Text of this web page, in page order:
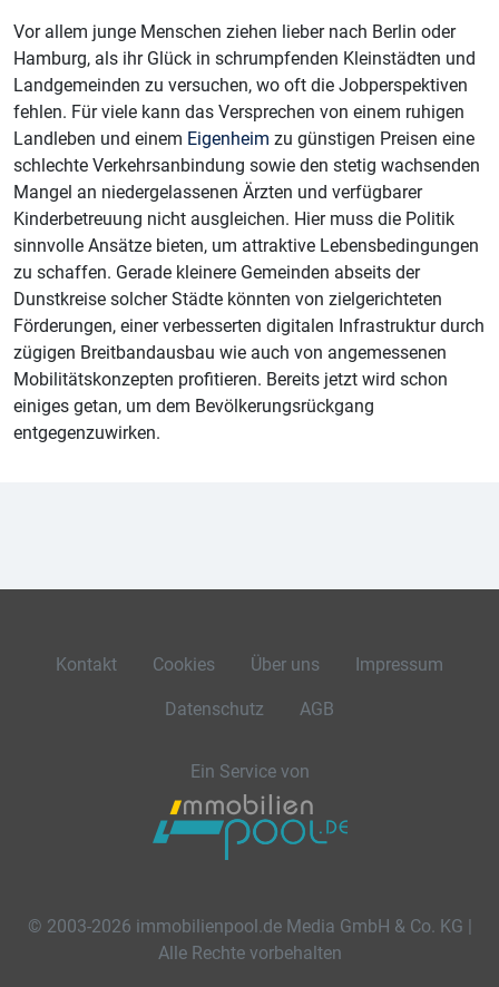
Vor allem junge Menschen ziehen lieber nach Berlin oder
Hamburg, als ihr Glück in schrumpfenden Kleinstädten und
Landgemeinden zu versuchen, wo oft die Jobperspektiven
fehlen. Für viele kann das Versprechen von einem ruhigen
Landleben und einem Eigenheim zu günstigen Preisen eine
schlechte Verkehrsanbindung sowie den stetig wachsenden
Mangel an niedergelassenen Ärzten und verfügbarer
Kinderbetreuung nicht ausgleichen. Hier muss die Politik
sinnvolle Ansätze bieten, um attraktive Lebensbedingungen
zu schaffen. Gerade kleinere Gemeinden abseits der
Dunstkreise solcher Städte könnten von zielgerichteten
Förderungen, einer verbesserten digitalen Infrastruktur durch
zügigen Breitbandausbau wie auch von angemessenen
Mobilitätskonzepten profitieren. Bereits jetzt wird schon
einiges getan, um dem Bevölkerungsrückgang
entgegenzuwirken.
Kontakt Cookies Über uns Impressum
Datenschutz AGB
Ein Service von
© 2003-2026 immobilienpool.de Media GmbH & Co. KG |
Alle Rechte vorbehalten